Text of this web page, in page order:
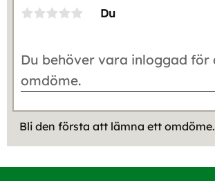
Du
Bli den första att lämna ett omdöme.